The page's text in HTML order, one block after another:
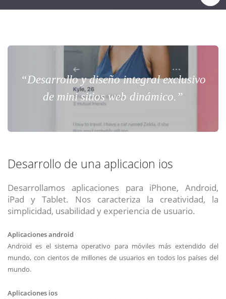
“Desarrollo y diseño integral exclusivo
de mini sitios web dinámico.”
Desarrollo de una aplicacion ios
Desarrollamos aplicaciones para iPhone, Android,
iPad y Tablet. Nos caracteriza la creatividad, la
simplicidad, usabilidad y experiencia de usuario.
Aplicaciones android
Android es el sistema operativo para móviles más extendido del
mundo, con cientos de millones de usuarios en todos los países del
mundo.
Aplicaciones ios